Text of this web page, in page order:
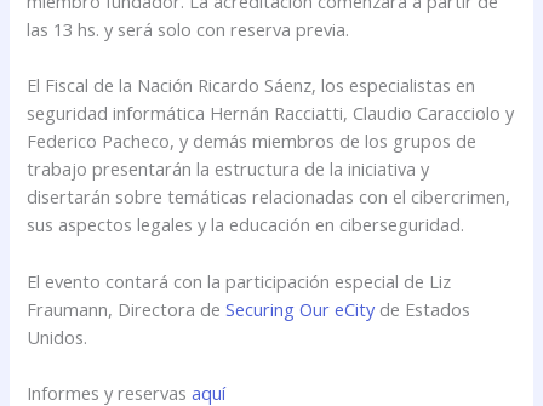
las 13 hs. y será solo con reserva previa.
El Fiscal de la Nación Ricardo Sáenz, los especialistas en
seguridad informática Hernán Racciatti, Claudio Caracciolo y
Federico Pacheco, y demás miembros de los grupos de
trabajo presentarán la estructura de la iniciativa y
disertarán sobre temáticas relacionadas con el cibercrimen,
sus aspectos legales y la educación en ciberseguridad.
El evento contará con la participación especial de Liz
Fraumann, Directora deSecuring Our eCity de Estados
Unidos.
Informes y reservasaquí